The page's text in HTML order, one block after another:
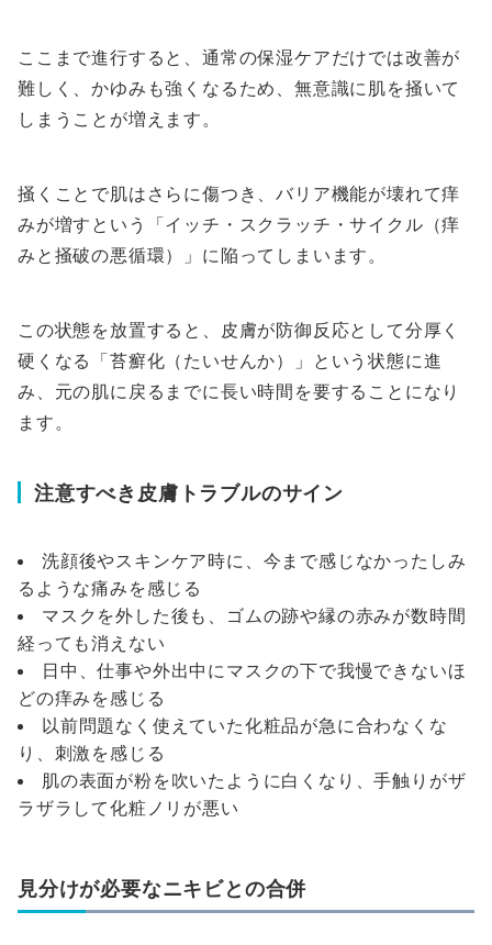
ここまで進行すると、通常の保湿ケアだけでは改善が
難しく、かゆみも強くなるため、無意識に肌を掻いて
しまうことが増えます。
掻くことで肌はさらに傷つき、バリア機能が壊れて痒
みが増すという「イッチ・スクラッチ・サイクル（痒
みと掻破の悪循環）」に陥ってしまいます。
この状態を放置すると、皮膚が防御反応として分厚く
硬くなる「苔癬化（たいせんか）」という状態に進
み、元の肌に戻るまでに長い時間を要することになり
ます。
注意すべき皮膚トラブルのサイン
洗顔後やスキンケア時に、今まで感じなかったしみ
るような痛みを感じる
マスクを外した後も、ゴムの跡や縁の赤みが数時間
経っても消えない
日中、仕事や外出中にマスクの下で我慢できないほ
どの痒みを感じる
以前問題なく使えていた化粧品が急に合わなくな
り、刺激を感じる
肌の表面が粉を吹いたように白くなり、手触りがザ
ラザラして化粧ノリが悪い
見分けが必要なニキビとの合併